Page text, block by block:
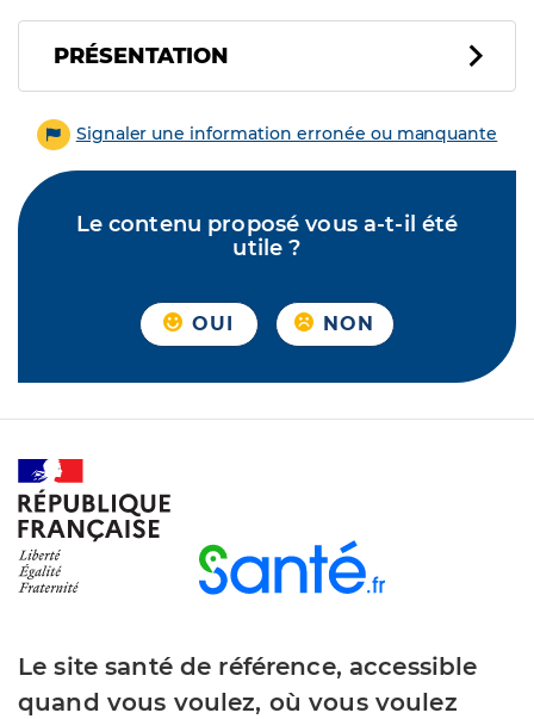
PRÉSENTATION
Signaler une information erronée ou manquante
Le contenu proposé vous a-t-il été
utile ?
OUI NON
Le site santé de référence, accessible
quand vous voulez, où vous voulez